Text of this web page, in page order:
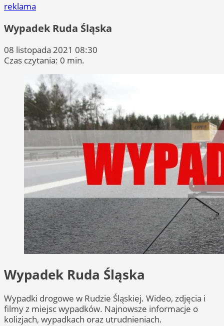
reklama
Wypadek Ruda Śląska
08 listopada 2021 08:30
Czas czytania: 0 min.
Wypadek Ruda Śląska
Wypadki drogowe w Rudzie Śląskiej. Wideo, zdjęcia i
filmy z miejsc wypadków. Najnowsze informacje o
kolizjach, wypadkach oraz utrudnieniach.